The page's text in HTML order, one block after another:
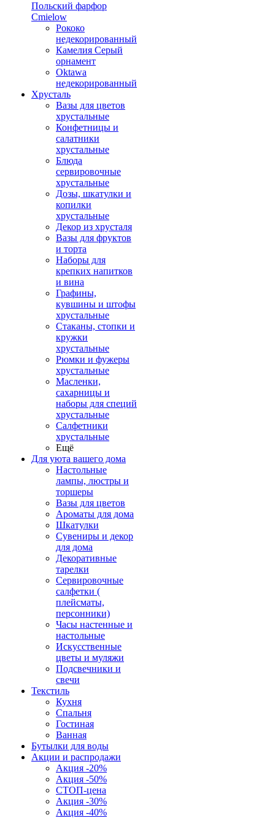
Польский фарфор
Сmielow
Рококо
недекорированный
Камелия Серый
орнамент
Oktawa
недекорированный
Хрусталь
Вазы для цветов
хрустальные
Конфетницы и
салатники
хрустальные
Блюда
сервировочные
хрустальные
Дозы, шкатулки и
копилки
хрустальные
Декор из хрусталя
Вазы для фруктов
и торта
Наборы для
крепких напитков
и вина
Графины,
кувшины и штофы
хрустальные
Стаканы, стопки и
кружки
хрустальные
Рюмки и фужеры
хрустальные
Масленки,
сахарницы и
наборы для специй
хрустальные
Салфетники
хрустальные
Ещё
Для уюта вашего дома
Настольные
лампы, люстры и
торшеры
Вазы для цветов
Ароматы для дома
Шкатулки
Сувениры и декор
для дома
Декоративные
тарелки
Сервировочные
салфетки (
плейсматы,
персонники)
Часы настенные и
настольные
Искусственные
цветы и муляжи
Подсвечники и
свечи
Текстиль
Кухня
Спальня
Гостиная
Ванная
Бутылки для воды
Акции и распродажи
Акция -20%
Акция -50%
СТОП-цена
Акция -30%
Акция -40%